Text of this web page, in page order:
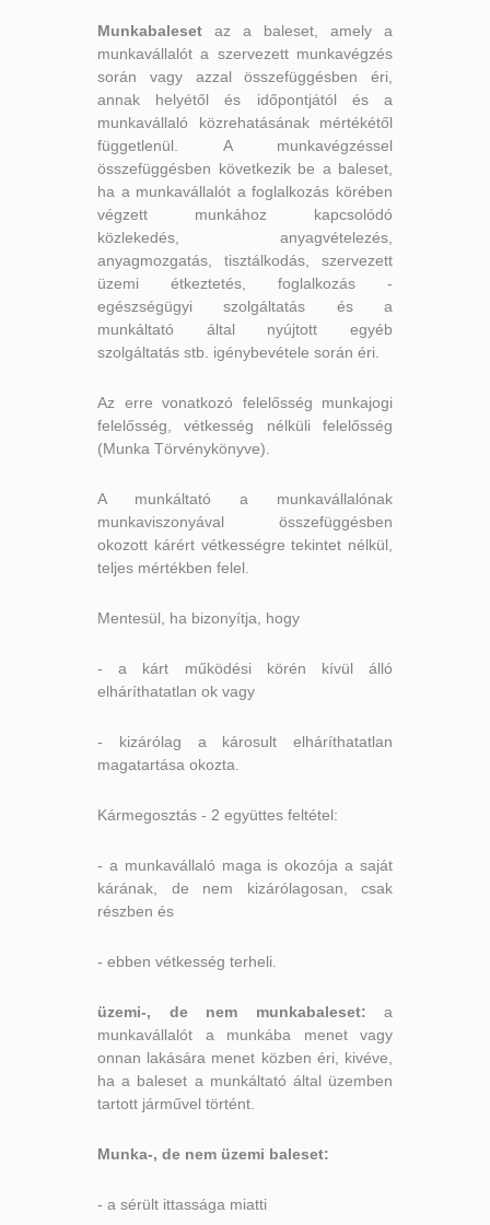
Munkabaleset
az a baleset, amely a
munkavállalót a szervezett munkavégzés
során vagy azzal összefüggésben éri,
annak helyétől és időpontjától és a
munkavállaló közrehatásának mértékétől
függetlenül. A munkavégzéssel
összefüggésben következik be a baleset,
ha a munkavállalót a foglalkozás körében
végzett munkához kapcsolódó
közlekedés, anyagvételezés,
anyagmozgatás, tisztálkodás, szervezett
üzemi étkeztetés, foglalkozás -
egészségügyi szolgáltatás és a
munkáltató által nyújtott egyéb
szolgáltatás stb. igénybevétele során éri.
Az erre vonatkozó felelősség munkajogi
felelősség,vétkesség nélküli felelősség
(Munka Törvénykönyve).
A munkáltató a munkavállalónak
munkaviszonyával összefüggésben
okozott kárért vétkességre tekintet nélkül,
teljes mértékben felel.
Mentesül, ha bizonyítja, hogy
- a kárt működési körén kívül álló
elháríthatatlan ok vagy
- kizárólag a károsult elháríthatatlan
magatartása okozta.
Kármegosztás - 2 együttes feltétel:
- a munkavállaló maga is okozója a saját
kárának, de nem kizárólagosan, csak
részben és
- ebben vétkesség terheli.
üzemi-, de nem munkabaleset: a
munkavállalót a munkába menet vagy
onnan lakására menet közben éri, kivéve,
ha a baleset a munkáltató által üzemben
tartott járművel történt.
Munka-, de nem üzemi baleset:
- a sérült ittassága miatti